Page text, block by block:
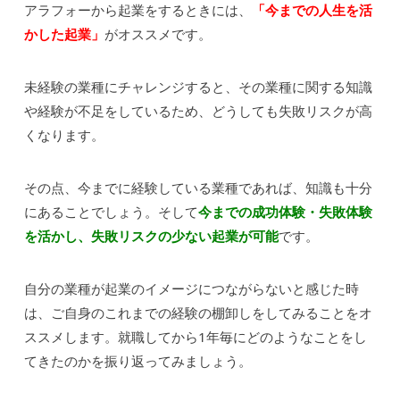
アラフォーから起業をするときには、
「今までの人生を活
かした起業」 がオススメです。
未経験の業種にチャレンジすると、その業種に関する知識
や経験が不足をしているため、どうしても失敗リスクが高
くなります。
その点、今までに経験している業種であれば、知識も十分
にあることでしょう。そして今までの成功体験・失敗体験
を活かし、失敗リスクの少ない起業が可能です。
自分の業種が起業のイメージにつながらないと感じた時
は、ご自身のこれまでの経験の棚卸しをしてみることをオ
ススメします。就職してから1年毎にどのようなことをし
てきたのかを振り返ってみましょう。